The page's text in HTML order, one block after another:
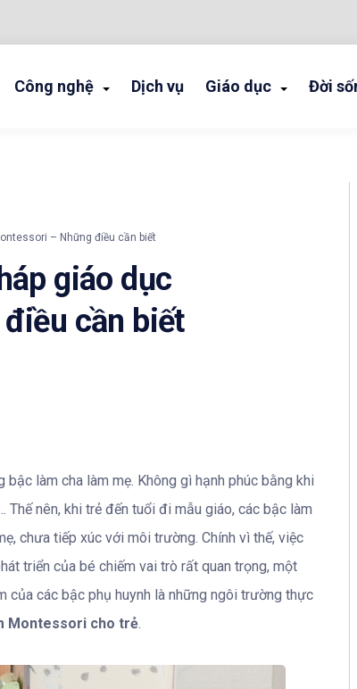
Công nghệ Dịch vụ Giáo dục Đời
– Những điều cần biết
giáo dục
cần biết
làm cha làm mẹ. Không gì hạnh phúc bằng khi
nên, khi trẻ đến tuổi đi mẫu giáo, các bậc làm
chưa tiếp xúc với môi trường. Chính vì thế, việc
triển của bé chiếm vai trò rất quan trọng, một
các bậc phụ huynh là những ngôi trường thực
Montessori cho trẻ.